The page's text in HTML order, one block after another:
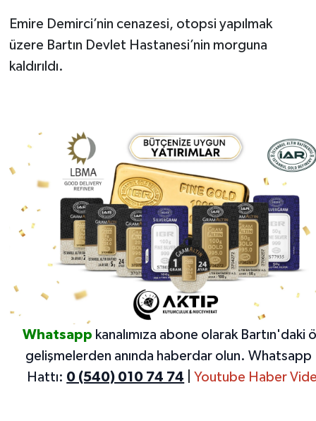
Emire Demirci’nin cenazesi, otopsi yapılmak
üzere Bartın Devlet Hastanesi’nin morguna
kaldırıldı.
Whatsapp kanalımıza abone olarak Bartın'daki
gelişmelerden anında haberdar olun. Whatsapp
Hattı: 0 (540) 010 74 74 |Youtube Haber